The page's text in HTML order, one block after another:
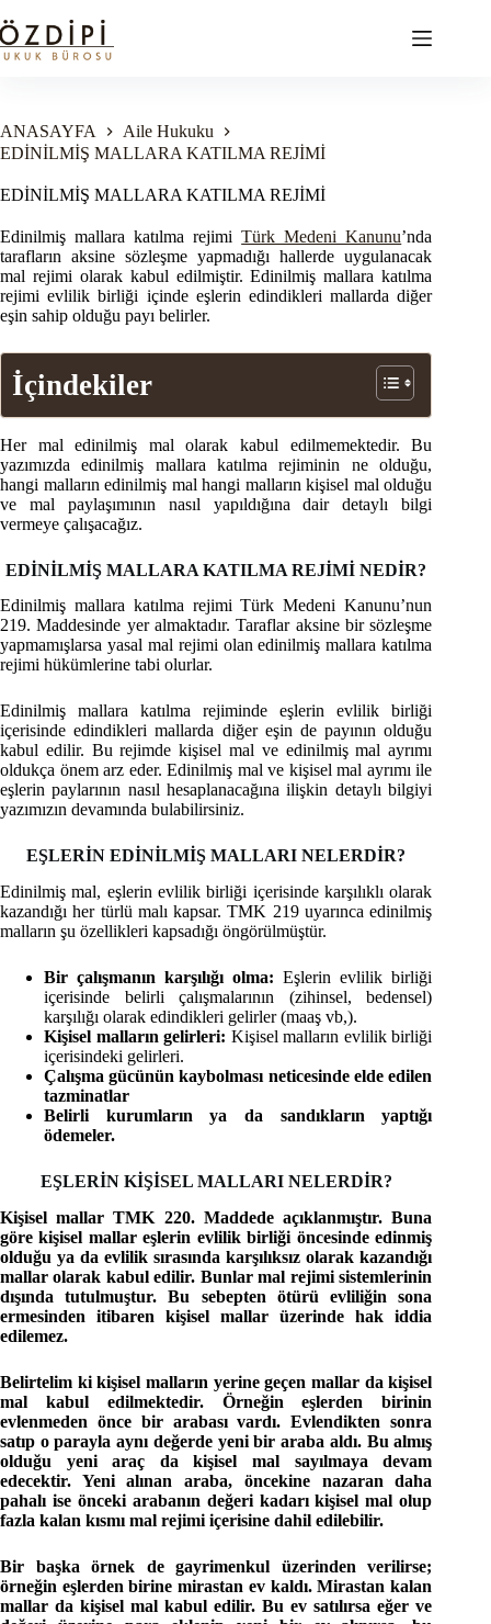
to
content
ANASAYFA
Aile Hukuku
EDİNİLMİŞ MALLARA KATILMA REJİMİ
EDİNİLMİŞ MALLARA KATILMA REJİMİ
Edinilmiş mallara katılma rejimiTürk Medeni Kanunu’nda
tarafların aksine sözleşme yapmadığı hallerde uygulanacak
mal rejimi olarak kabul edilmiştir. Edinilmiş mallara katılma
rejimi evlilik birliği içinde eşlerin edindikleri mallarda diğer
eşin sahip olduğu payı belirler.
İçindekiler
Her mal edinilmiş mal olarak kabul edilmemektedir. Bu
yazımızda edinilmiş mallara katılma rejiminin ne olduğu,
hangi malların edinilmiş mal hangi malların kişisel mal olduğu
ve mal paylaşımının nasıl yapıldığına dair detaylı bilgi
vermeye çalışacağız.
EDİNİLMİŞ MALLARA KATILMA REJİMİ NEDİR?
Edinilmiş mallara katılma rejimi Türk Medeni Kanunu’nun
219. Maddesinde yer almaktadır. Taraflar aksine bir sözleşme
yapmamışlarsa yasal mal rejimi olan edinilmiş mallara katılma
rejimi hükümlerine tabi olurlar.
Edinilmiş mallara katılma rejiminde eşlerin evlilik birliği
içerisinde edindikleri mallarda diğer eşin de payının olduğu
kabul edilir. Bu rejimde kişisel mal ve edinilmiş mal ayrımı
oldukça önem arz eder. Edinilmiş mal ve kişisel mal ayrımı ile
eşlerin paylarının nasıl hesaplanacağına ilişkin detaylı bilgiyi
yazımızın devamında bulabilirsiniz.
EŞLERİN EDİNİLMİŞ MALLARI NELERDİR?
Edinilmiş mal, eşlerin evlilik birliği içerisinde karşılıklı olarak
kazandığı her türlü malı kapsar. TMK 219 uyarınca edinilmiş
malların şu özellikleri kapsadığı öngörülmüştür.
Bir çalışmanın karşılığı olma: Eşlerin evlilik birliği
içerisinde belirli çalışmalarının (zihinsel, bedensel)
karşılığı olarak edindikleri gelirler (maaş vb,).
Kişisel malların gelirleri: Kişisel malların evlilik birliği
içerisindeki gelirleri.
Çalışma gücünün kaybolması neticesinde elde edilen
tazminatlar
Belirli kurumların ya da sandıkların yaptığı
ödemeler.
EŞLERİN KİŞİSEL MALLARI NELERDİR?
Kişisel mallar TMK 220. Maddede açıklanmıştır. Buna
göre kişisel mallar eşlerin evlilik birliği öncesinde edinmiş
olduğu ya da evlilik sırasında karşılıksız olarak kazandığı
mallar olarak kabul edilir. Bunlar mal rejimi sistemlerinin
dışında tutulmuştur. Bu sebepten ötürü evliliğin sona
ermesinden itibaren kişisel mallar üzerinde hak iddia
edilemez.
Belirtelim ki kişisel malların yerine geçen mallar da kişisel
mal kabul edilmektedir. Örneğin eşlerden birinin
evlenmeden önce bir arabası vardı. Evlendikten sonra
satıp o parayla aynı değerde yeni bir araba aldı. Bu almış
olduğu yeni araç da kişisel mal sayılmaya devam
edecektir. Yeni alınan araba, öncekine nazaran daha
pahalı ise önceki arabanın değeri kadarı kişisel mal olup
fazla kalan kısmı mal rejimi içerisine dahil edilebilir.
Bir başka örnek de gayrimenkul üzerinden verilirse;
örneğin eşlerden birine mirastan ev kaldı. Mirastan kalan
mallar da kişisel mal kabul edilir. Bu ev satılırsa eğer ve